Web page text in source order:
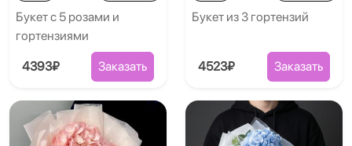
Букет с 5 розами и
гортензиями
4393₽ Заказать
Букет из 3 гортензий
4523₽ Заказать